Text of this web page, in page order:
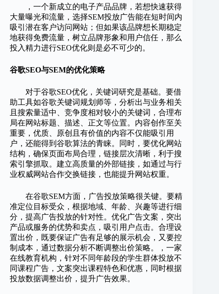
，一个新成立的电子产品品牌，若想快速获得
大量曝光和流量，选择SEM投放广告能在短时间内
吸引潜在客户访问网站；但如果该品牌想长期稳定
地获得免费流量，树立品牌形象和用户信任，那么
投入精力进行SEO优化则是必不可少的。
谷歌SEO与SEM的优化策略
对于谷歌SEO优化，关键词研究是基础。要借
助工具如谷歌关键词规划师等，分析出与业务相关
且搜索量适中、竞争度相对较小的关键词，合理布
局在网站标题、描述、正文等位置。内容创作至关
重要，优质、原创且有价值的内容不仅能吸引用
户，还能得到谷歌算法的青睐。同时，要优化网站
结构，确保页面布局合理，链接层次清晰，利于搜
索引擎抓取。建立高质量的外部链接，如通过与行
业权威网站合作交换链接，也能提升网站权重。
在谷歌SEM方面，广告投放策略很关键。要精
准定位目标受众，根据地域、年龄、兴趣等进行细
分，提高广告投放的针对性。优化广告文案，突出
产品或服务的优势和卖点，吸引用户点击。合理设
置出价，既要保证广告有足够的展示机会，又要控
制成本，通过数据分析不断调整出价策略。，一家
在线教育机构，针对不同年龄段的学生群体投放不
同课程广告，文案突出课程特色和优惠，同时根据
投放数据调整出价，提升广告效果。